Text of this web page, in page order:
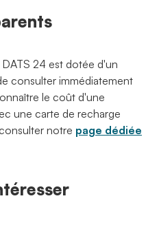
24 est dotée d'un
consulter immédiatement
le coût d'une
une carte de recharge
notre page dédiée